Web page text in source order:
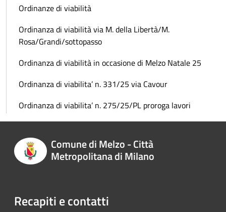
Ordinanze di viabilità
Ordinanza di viabilità via M. della Libertà/M.
Rosa/Grandi/sottopasso
Ordinanza di viabilità in occasione di Melzo Natale 25
Ordinanza di viabilita’ n. 331/25 via Cavour
Ordinanza di viabilita’ n. 275/25/PL proroga lavori
Comune di Melzo - Città
Metropolitana di Milano
Recapiti e contatti